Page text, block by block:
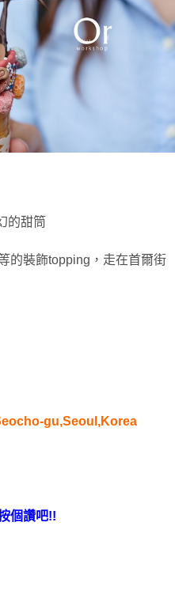
的甜筒
的裝飾topping ，走在首爾街
gu,Seoul,Korea
個讚吧!!